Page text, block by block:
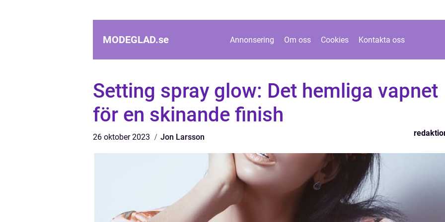
MODEGLAD.se Annonsering Om oss Cookies Kontakta oss
Setting spray glow: Det hemliga vapnet
för en skinande finish
26 oktober 2023 Jon Larsson